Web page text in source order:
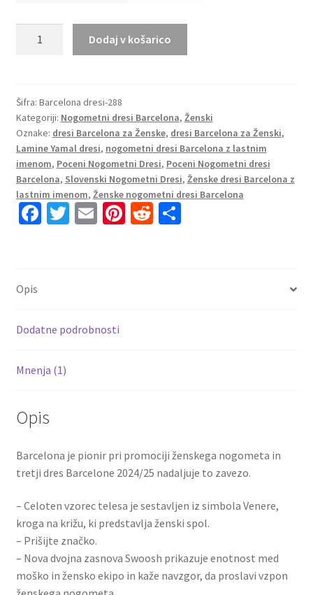
Barcelona
Tretji
2024-
25
Kratek
Rokav
Lamine
Yamal
Dodaj v košarico
Šifra: Barcelona dresi-288
Kategoriji: Nogometni dresi Barcelona, Ženski
Oznake: dresi Barcelona za Ženske, dresi Barcelona za Ženski,
Lamine Yamal dresi, nogometni dresi Barcelona z lastnim
imenom, Poceni Nogometni Dresi, Poceni Nogometni dresi
Barcelona, Slovenski Nogometni Dresi, Ženske dresi Barcelona z
lastnim imenom, Ženske nogometni dresi Barcelona
Fa
k
T E Pi R S
Opis
Dodatne podrobnosti
Mnenja (1)
Opis
Barcelona je pionir pri promociji ženskega nogometa in
tretji dres Barcelone 2024/25 nadaljuje to zavezo.
– Celoten vzorec telesa je sestavljen iz simbola Venere,
kroga na križu, ki predstavlja ženski spol.
– Prišijte značko.
– Nova dvojna zasnova Swoosh prikazuje enotnost med
moško in žensko ekipo in kaže navzgor, da proslavi vzpon